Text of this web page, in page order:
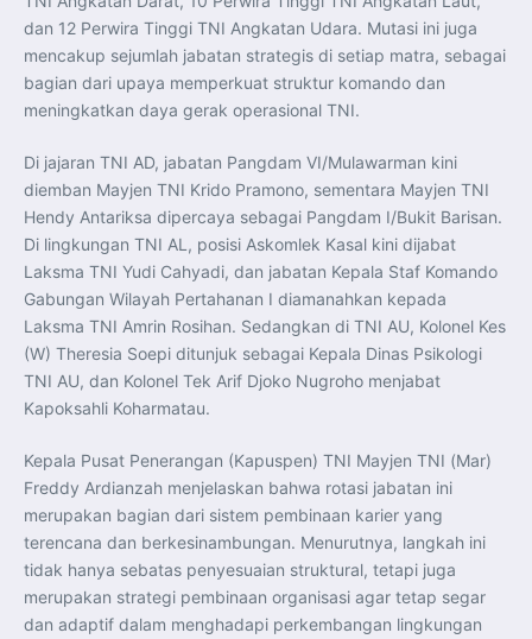
Perkuat Kerja Sama Repatriasi Artefak Budaya
Menteri PKP dan Ketua DEN Perkuat Kolaborasi
Teknologi, Data, dan Pembiayaan Demi Percepatan
Program 3 Juta Rumah
Pendaftaran MagangHub Angkatan II Batch 1 Dibuka
hingga 28 Juli 2026, Kesempatan Raih Pengalaman Kerja
dan Sertifikasi Kompetensi
Pengabdian
Menlu Sugiono Dorong Kemitraan ASEAN–Inggris yang
Lebih Erat Hadapi Tantangan Global
Indonesia Dorong ASEAN dan Uni Eropa Perkuat
Stabilitas Global melalui Kemitraan Strategis
Menlu RI Dorong Kemitraan Ekonomi ASEAN–Korea
Selatan untuk Perkuat Ketahanan Kawasan
Kemitraan ASEAN–Kanada Perkuat Ketahanan Ekonomi,
Pangan, dan Energi Kawasan
ASEAN dan India Perkuat Ketahanan Kawasan lewat
Kerja Sama Maritim, Ekonomi, dan Kesehatan
BI Pertahankan BI-Rate 5,75 Persen untuk Jaga
Stabilitas dan Dukung Pertumbuhan Ekonomi
Kepala BGN Sudaryono Tegaskan Komitmen Perkuat
Transparansi dan Akuntabilitas Program Makan Bergizi
Gratis
dan 12 Perwira Tinggi TNI Angkatan Udara. Mutasi ini juga
mencakup sejumlah jabatan strategis di setiap matra, sebagai
bagian dari upaya memperkuat struktur komando dan
meningkatkan daya gerak operasional TNI.
Di jajaran TNI AD, jabatan Pangdam VI/Mulawarman kini
diemban Mayjen TNI Krido Pramono, sementara Mayjen TNI
Hendy Antariksa dipercaya sebagai Pangdam I/Bukit Barisan.
Di lingkungan TNI AL, posisi Askomlek Kasal kini dijabat
Laksma TNI Yudi Cahyadi, dan jabatan Kepala Staf Komando
Gabungan Wilayah Pertahanan I diamanahkan kepada
Laksma TNI Amrin Rosihan. Sedangkan di TNI AU, Kolonel Kes
(W) Theresia Soepi ditunjuk sebagai Kepala Dinas Psikologi
TNI AU, dan Kolonel Tek Arif Djoko Nugroho menjabat
Kapoksahli Koharmatau.
Kepala Pusat Penerangan (Kapuspen) TNI Mayjen TNI (Mar)
Freddy Ardianzah menjelaskan bahwa rotasi jabatan ini
merupakan bagian dari sistem pembinaan karier yang
terencana dan berkesinambungan. Menurutnya, langkah ini
tidak hanya sebatas penyesuaian struktural, tetapi juga
merupakan strategi pembinaan organisasi agar tetap segar
dan adaptif dalam menghadapi perkembangan lingkungan